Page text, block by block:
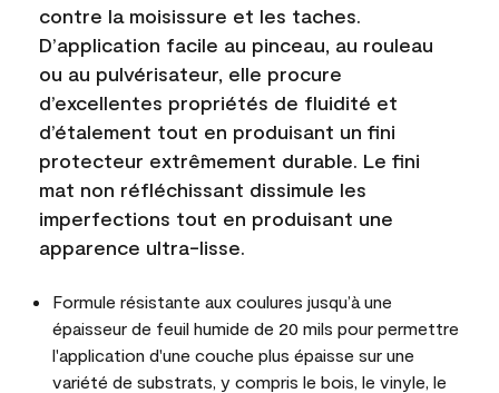
contre la moisissure et les taches.
D’application facile au pinceau, au rouleau
ou au pulvérisateur, elle procure
d’excellentes propriétés de fluidité et
d’étalement tout en produisant un fini
protecteur extrêmement durable. Le fini
mat non réfléchissant dissimule les
imperfections tout en produisant une
apparence ultra-lisse.
Formule résistante aux coulures jusqu’à une
épaisseur de feuil humide de 20 mils pour permettre
l'application d'une couche plus épaisse sur une
variété de substrats, y compris le bois, le vinyle, le